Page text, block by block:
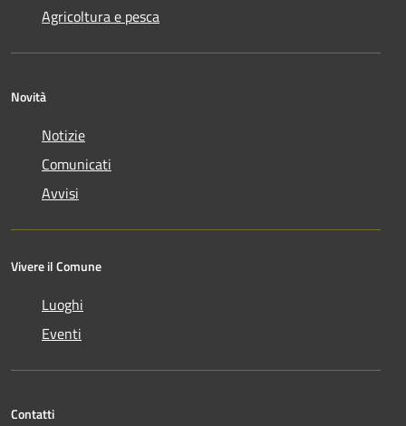
Agricoltura e pesca
Novità
Notizie
Comunicati
Avvisi
Vivere il Comune
Luoghi
Eventi
Contatti